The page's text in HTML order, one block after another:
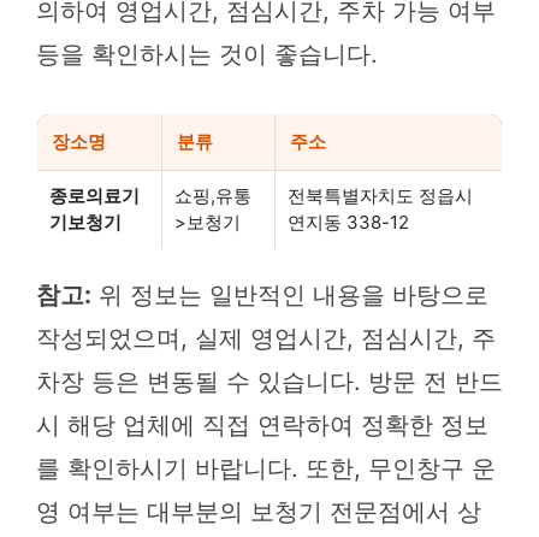
의하여 영업시간, 점심시간, 주차 가능 여부
등을 확인하시는 것이 좋습니다.
장소명 분류 주소
종로의료기
기보청기
쇼핑,유통
>보청기
전북특별자치도 정읍시
연지동 338-12
참고: 위 정보는 일반적인 내용을 바탕으로
작성되었으며, 실제 영업시간, 점심시간, 주
차장 등은 변동될 수 있습니다. 방문 전 반드
시 해당 업체에 직접 연락하여 정확한 정보
를 확인하시기 바랍니다. 또한, 무인창구 운
영 여부는 대부분의 보청기 전문점에서 상